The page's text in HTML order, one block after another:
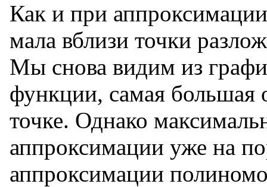
Как и при
мала вблизи точки
Мы снова видим из
функции, самая
точке. Однако
аппроксимации уже на
аппроксимации